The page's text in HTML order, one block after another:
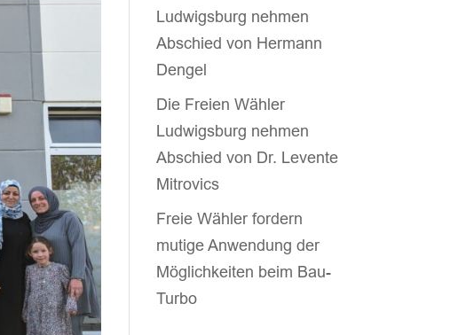
Ludwigsburg nehmen
Abschied von Hermann
Dengel
Die Freien Wähler
Ludwigsburg nehmen
Abschied von Dr. Levente
Mitrovics
Freie Wähler fordern
mutige Anwendung der
Möglichkeiten beim Bau-
Turbo